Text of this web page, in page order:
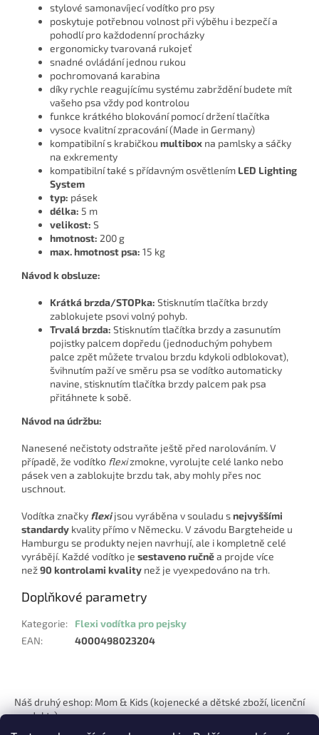
stylové samonavíjecí vodítko pro psy
poskytuje potřebnou volnost při výběhu i bezpečí a
pohodlí pro každodenní procházky
ergonomicky tvarovaná rukojeť
snadné ovládání jednou rukou
pochromovaná karabina
díky rychle reagujícímu systému zabrždění budete mít
vašeho psa vždy pod kontrolou
funkce krátkého blokování pomocí držení tlačítka
vysoce kvalitní zpracování (Made in Germany)
kompatibilní s krabičkou multibox na pamlsky a sáčky
na exkrementy
kompatibilní také s přídavným osvětlením LED Lighting
System
typ: pásek
délka: 5 m
velikost: S
hmotnost: 200 g
max. hmotnost psa: 15 kg
Návod k obsluze:
Krátká brzda/STOPka: Stisknutím tlačítka brzdy
zablokujete psovi volný pohyb.
Trvalá brzda: Stisknutím tlačítka brzdy a zasunutím
pojistky palcem dopředu (jednoduchým pohybem
palce zpět můžete trvalou brzdu kdykoli odblokovat),
švihnutím paží ve směru psa se vodítko automaticky
navine, stisknutím tlačítka brzdy palcem pak psa
přitáhnete k sobě.
Návod na údržbu:
Nanesené nečistoty odstraňte ještě před narolováním. V
případě, že vodítko flexizmokne, vyrolujte celé lanko nebo
pásek ven a zablokujte brzdu tak, aby mohly přes noc
uschnout.
Vodítka značky flexijsou vyráběna v souladu snejvyššími
standardy kvality přímo v Německu. V závodu Bargteheide u
Hamburgu se produkty nejen navrhují, ale i kompletně celé
vyrábějí. Každé vodítko je sestaveno ručněa projde více
než90 kontrolami kvality než je vyexpedováno na trh.
Doplňkové parametry
Kategorie:
Flexi vodítka pro pejsky
EAN: 4000498023204
p
Náš druhý eshop: Mom & Kids (kojenecké a dětské zboží, licenční
produkty)